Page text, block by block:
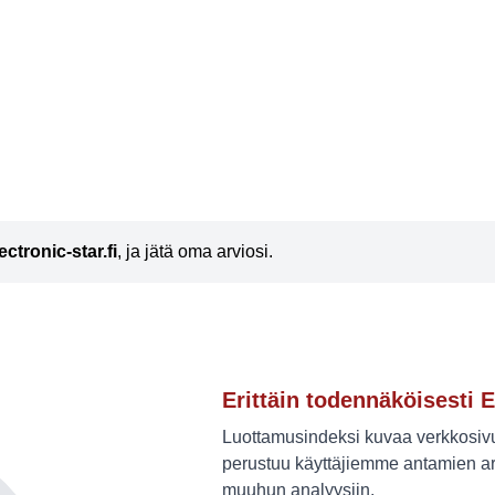
star.fi, ja jätä oma arviosi.
Erittäin todennäköisesti
Luottamusindeksi kuvaa
perustuu käyttäjiemme antamien
muuhun analyysiin.